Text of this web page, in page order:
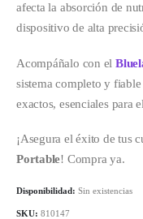
afecta la absorción de
dispositivo de alta
Acompáñalo con el
sistema completo y
exactos, esenciales para
¡Asegura el éxito de tus
Portable! Compra ya.
Disponibilidad: Sin existencias
SKU: 810147